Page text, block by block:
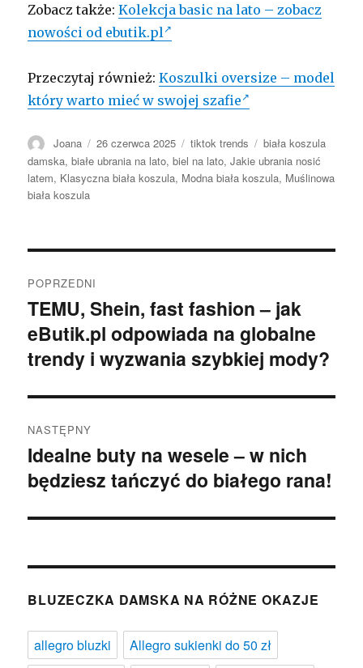
Zobacz także:Kolekcja basic na lato – zobacz
nowości od ebutik.pl
Przeczytaj również:Koszulki oversize – model
który warto mieć w swojej szafie
Autor
Joana Opublikowano
26 czerwca 2025 Kategorie
tiktok trends Tagi
biała koszula
damska,białe ubrania na lato,biel na lato,Jakie ubrania nosić
latem, Klasyczna biała koszula, Modna biała koszula, Muślinowa
biała koszula
wpisu
POPRZEDNI
Poprzedni
wpis:
TEMU, Shein, fast fashion – jak
eButik.pl odpowiada na globalne
trendy i wyzwania szybkiej mody?
NASTĘPNY
Następny
wpis:
Idealne buty na wesele – w nich
będziesz tańczyć do białego rana!
BLUZECZKA DAMSKA NA RÓŻNE OKAZJE
allegro bluzki
Allegro sukienki do 50 zł